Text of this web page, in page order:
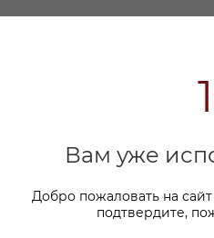
Вам уже
Добро пожаловать на
подтвердите,